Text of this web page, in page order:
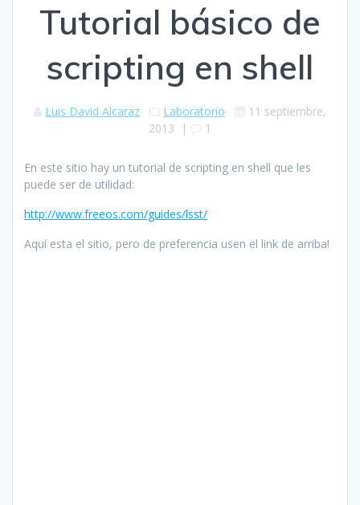
Tutorial básico de
scripting en shell
Luis David Alcaraz Laboratorio
11 septiembre,
2013 | 1
En este sitio hay un tutorial de scripting en shell que les
puede ser de utilidad:
http://www.freeos.com/guides/lsst/
Aquí esta el sitio, pero de preferencia usen el link de arriba!